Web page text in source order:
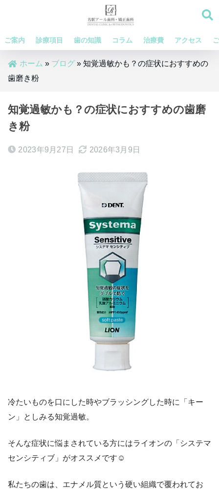
ご案内 診療項目 歯の知識 コラム 治療費 アクセス
ホーム » ブログ » 知覚過敏かも？の症状におすすめの
歯磨き粉
知覚過敏かも？の症状におすすめの歯磨
き粉
2023年9月27日 2026年3月9日
冷たいものを口にした時やブラッシングした時に「キー
ン」としみる知覚過敏。
そんな症状に悩まされている方にはライオンの「システマ
センシティブ」がオススメです☺
私たちの歯は、エナメル質という硬い組織で覆われてお